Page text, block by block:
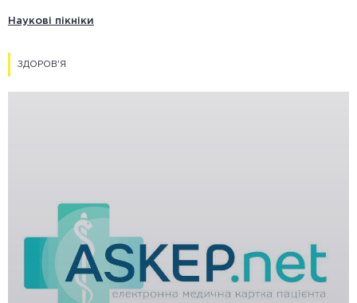
Наукові пікніки
ЗДОРОВ'Я